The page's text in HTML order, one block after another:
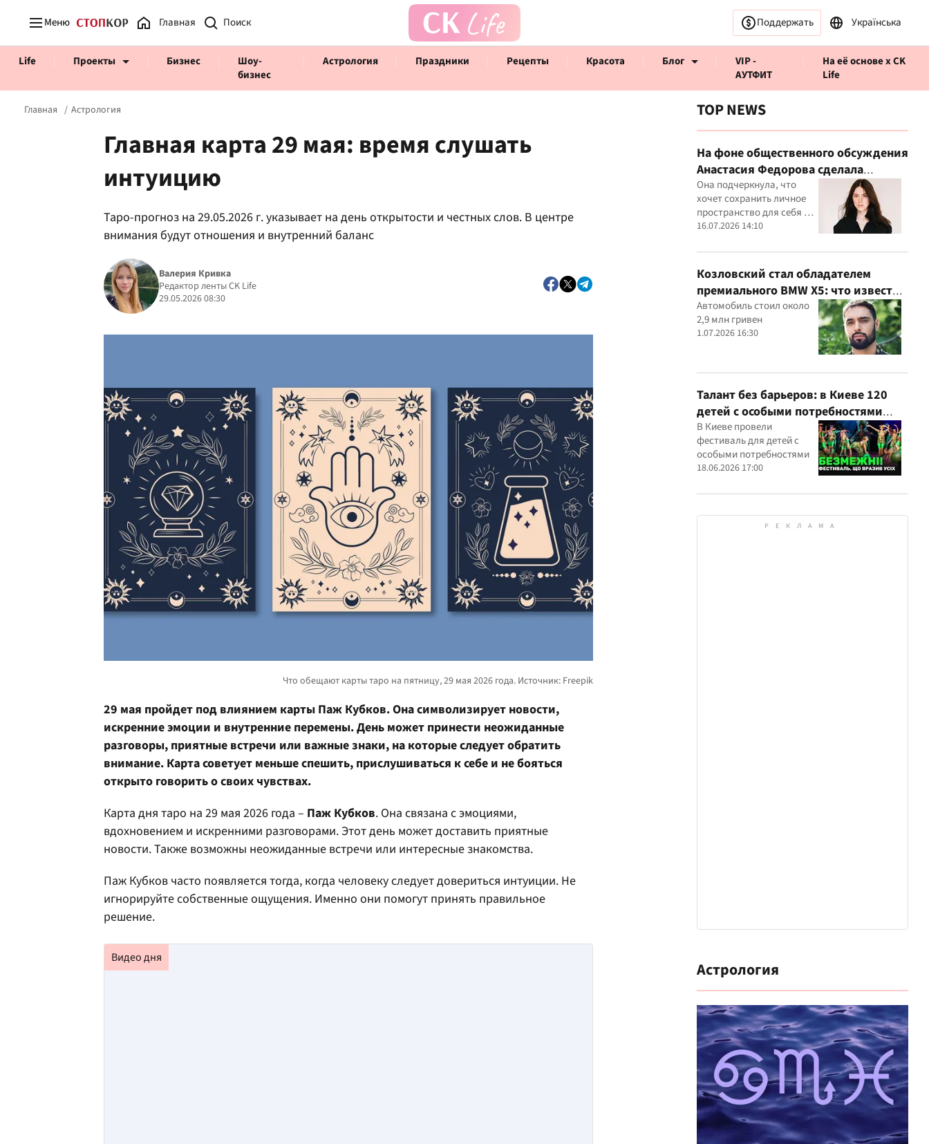
Меню Главная Поддержать Українська
Life Проекты Бизнес
Шоу-
бизнес
Астрология Праздники Рецепты Красота Блог
VIP -
АУТФИТ
На её основе x CK
Life
ВІДВЕРТІ
Главная Астрология
Главная карта 29 мая: время слушать
интуицию
Таро-прогноз на 29.05.2026 г. указывает на день открытости и честных слов. В центре
внимания будут отношения и внутренний баланс
Валерия Кривка
Редактор ленты CK Life
29.05.2026 08:30
29 мая пройдет под влиянием карты Паж Кубков. Она символизирует новости,
искренние эмоции и внутренние перемены. День может принести неожиданные
разговоры, приятные встречи или важные знаки, на которые следует обратить
внимание. Карта советует меньше спешить, прислушиваться к себе и не бояться
открыто говорить о своих чувствах.
Карта дня таро на 29 мая 2026 года – Паж Кубков. Она связана с эмоциями,
вдохновением и искренними разговорами. Этот день может доставить приятные
новости. Также возможны неожиданные встречи или интересные знакомства.
Паж Кубков часто появляется тогда, когда человеку следует довериться интуиции. Не
игнорируйте собственные ощущения. Именно они помогут принять правильное
решение.
TOP NEWS
На фоне общественного обсуждения
Анастасия Федорова сделала
публичное заявление
Она подчеркнула, что
хочет сохранить личное
пространство для себя и
своего ребенка
16.07.2026 14:10
Козловский стал обладателем
премиального BMW X5: что известно
о покупке
Автомобиль стоил около
2,9 млн гривен
1.07.2026 16:30
Талант без барьеров: в Киеве 120
детей с особыми потребностями
выступили на всеукраинском
фестивале
В Киеве провели
фестиваль для детей с
особыми потребностями
18.06.2026 17:00
Астрология